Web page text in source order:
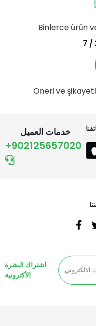
Binlerce ürün
7 /
Öneri ve
خدمات العميل
+902125657020
اشتراك النشرة
الأكترونية